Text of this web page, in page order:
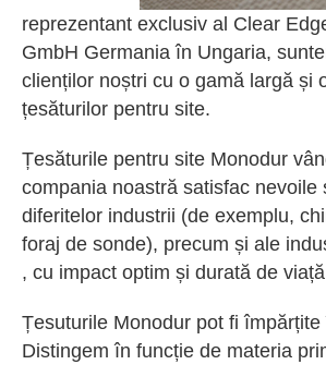
reprezentant exclusiv al Clear
GmbH Germania în Ungaria,
clienților noștri cu o gamă largă și
țesăturilor pentru site.
Țesăturile pentru site Monodur
compania noastră satisfac nevoile
diferitelor industrii (de exemplu,
foraj de sonde), precum și ale
, cu impact optim și durată de
Țesuturile Monodur pot fi
Distingem în funcție de materia